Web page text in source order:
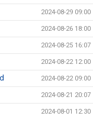
2024-08-29 09:00
2024-08-26 18:00
2024-08-25 16:07
2024-08-22 12:00
2024-08-22 09:00
2024-08-21 20:07
2024-08-01 12:30